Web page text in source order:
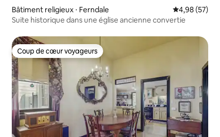
Bâtiment religieux ⋅ Ferndale Évaluation
4,98 (57)
Suite historique dans une église ancienne convertie
Coup de cœur voyageurs
Coup de cœur voyageurs